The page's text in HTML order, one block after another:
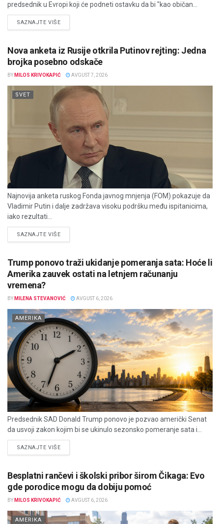
predsednik u Evropi koji će podneti ostavku da bi "kao običan...
SAZNAJTE VIŠEDETAILS
Nova anketa iz Rusije otkrila Putinov rejting: Jedna
brojka posebno odskače
BY MILOS KRIVOKAPIĆ AVGUST 7, 2026
SVET
Najnovija anketa ruskog Fonda javnog mnjenja (FOM) pokazuje da
Vladimir Putin i dalje zadržava visoku podršku među ispitanicima,
iako rezultati...
SAZNAJTE VIŠEDETAILS
Trump ponovo traži ukidanje pomeranja sata: Hoće li
Amerika zauvek ostati na letnjem računanju
vremena?
BY MILENA STEVANOVIĆ AVGUST 6, 2026
AMERIKA
Predsednik SAD Donald Trump ponovo je pozvao američki Senat
da usvoji zakon kojim bi se ukinulo sezonsko pomeranje sata i...
SAZNAJTE VIŠEDETAILS
Besplatni rančevi i školski pribor širom Čikaga: Evo
gde porodice mogu da dobiju pomoć
BY MILOS KRIVOKAPIĆ AVGUST 6, 2026
AMERIKA